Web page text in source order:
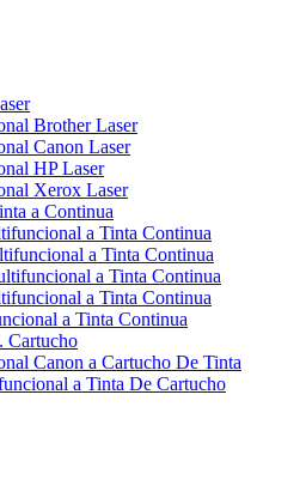
Brother Laser
Canon Laser
HP Laser
Xerox Laser
a Continua
a Tinta Continua
a Tinta Continua
a Tinta Continua
a Tinta Continua
a Tinta Continua
Cartucho
Canon a Cartucho De Tinta
a Tinta De Cartucho